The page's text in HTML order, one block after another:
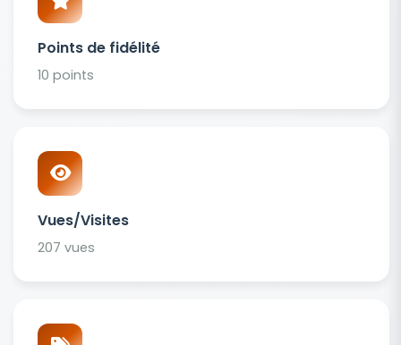
Points de fidélité
10 points
Vues/Visites
207 vues